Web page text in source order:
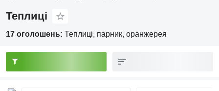
Теплиці
17 оголошень: Теплиці, парник, оранжерея